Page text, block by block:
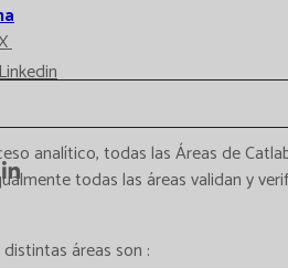
analítico, todas las Áreas de
todas las áreas validan y
áreas son :